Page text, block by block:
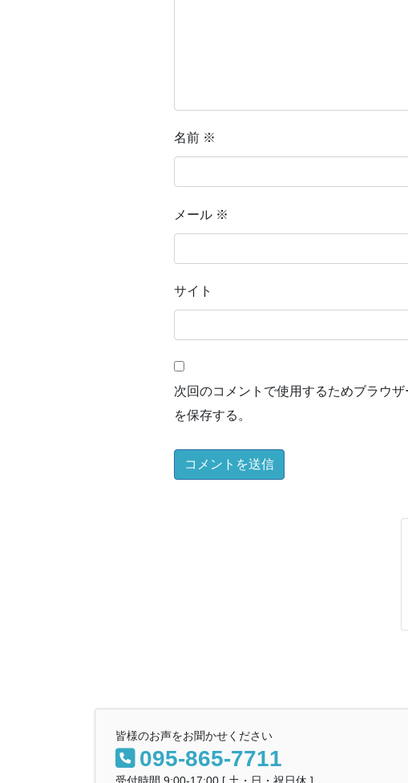
名前 ※
メール ※
サイト
次回のコメントで使用するためブラウ
を保存する。
皆様のお声をお聞かせください
095-865-7711
受付時間 9:00-17:00 [ 土・日・祝日休 ]